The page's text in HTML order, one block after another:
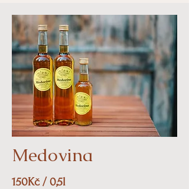
Medovina
150Kč / 0,5l